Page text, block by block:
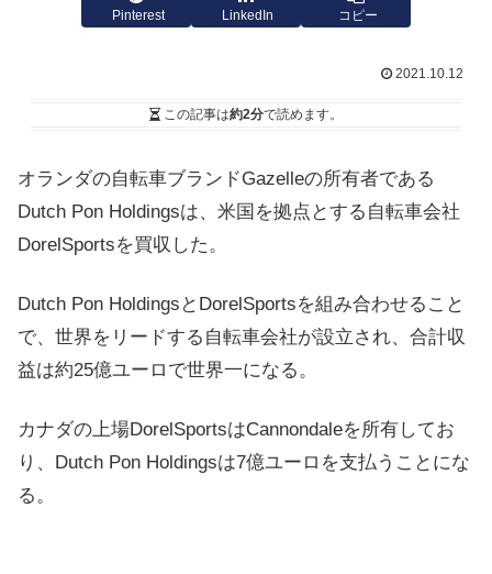
Pinterest LinkedIn コピー
2021.10.12
この記事は約2分で読めます。
オランダの自転車ブランドGazelleの所有者である
Dutch Pon Holdingsは、米国を拠点とする自転車会社
DorelSportsを買収した。
Dutch Pon HoldingsとDorelSportsを組み合わせること
で、世界をリードする自転車会社が設立され、合計収
益は約25億ユーロで世界一になる。
カナダの上場DorelSportsはCannondaleを所有してお
り、Dutch Pon Holdingsは7億ユーロを支払うことにな
る。